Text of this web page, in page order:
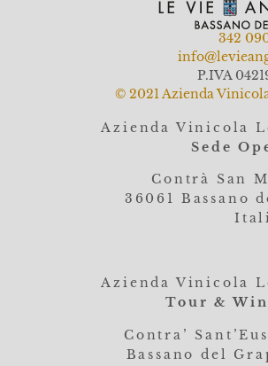
342
P.IVA
© 2021 Azienda
Azienda Vinicola
Sede
Contrà San
36061 Bassano
Azienda Vinicola
Tour &
Contra’
Bassano del